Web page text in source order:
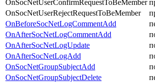
OnSocNetUserConfirmRequestToBeMember
OnSocNetUserRejectRequestToBeMember
OnBeforeSocNetLogCommentAdd
OnAfterSocNetLogCommentAdd
OnAfterSocNetLogUpdate
OnAfterSocNetLogAdd
OnSocNetGroupSubjectAdd
OnSocNetGroupSubjectDelete